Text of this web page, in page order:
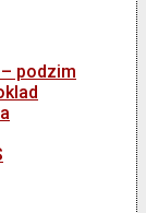
podzim